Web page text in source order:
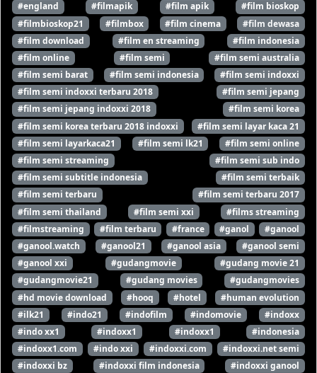
#england
#filmapik #film apik
#film bioskop
#filmbioskop21
#filmbox #film cinema
#film dewasa
#film download
#film en streaming
#film indonesia
#film online
#film semi
#film semi australia
#film semi barat
#film semi indonesia
#film semi indoxxi
#film semi indoxxi terbaru 2018
#film semi jepang
#film semi jepang indoxxi 2018
#film semi korea
#film semi korea terbaru 2018 indoxxi
#film semi layar kaca 21
#film semi layarkaca21
#film semi lk21
#film semi online
#film semi streaming
#film semi sub indo
#film semi subtitle indonesia
#film semi terbaik
#film semi terbaru
#film semi terbaru 2017
#film semi thailand
#film semi xxi
#films streaming
#filmstreaming
#film terbaru #france #ganol
#ganool
#ganool.watch
#ganool21 #ganool asia
#ganool semi
#ganool xxi
#gudangmovie
#gudang movie 21
#gudangmovie21
#gudang movies
#gudangmovies
#hd movie download
#hooq #hotel
#human evolution
#ilk21
#indo21 #indofilm #indomovie
#indoxx
#indo xx1
#indoxx1 #indoxx1
#indonesia
#indoxx1.com
#indo xxi #indoxxi.com
#indoxxi.net semi
#indoxxi bz
#indoxxi film indonesia
#indoxxi ganool